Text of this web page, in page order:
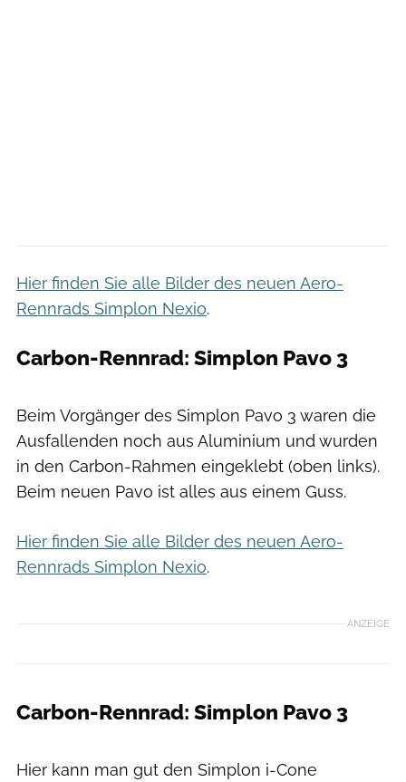
Hier finden Sie alle Bilder des neuen Aero-
Rennrads Simplon Nexio.
Carbon-Rennrad: Simplon Pavo 3
Sebastian Hohlbaum
Beim Vorgänger des Simplon Pavo 3 waren die
Ausfallenden noch aus Aluminium und wurden
in den Carbon-Rahmen eingeklebt (oben links).
Beim neuen Pavo ist alles aus einem Guss.
Hier finden Sie alle Bilder des neuen Aero-
Rennrads Simplon Nexio.
ANZEIGE
Carbon-Rennrad: Simplon Pavo 3
Sebastian Hohlbaum
Hier kann man gut den Simplon i-Cone